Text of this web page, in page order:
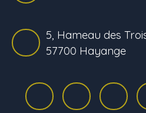
5, Hameau des
57700 Hayange